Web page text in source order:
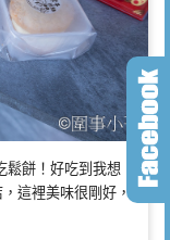
鬆餅！好吃到我想
這裡美味很剛好，